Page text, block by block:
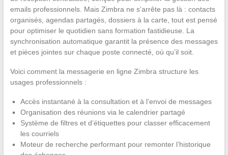
emails professionnels. Mais Zimbra ne s’arrête pas là : contacts
organisés, agendas partagés, dossiers à la carte, tout est pensé
pour optimiser le quotidien sans formation fastidieuse. La
synchronisation automatique garantit la présence des messages
et pièces jointes sur chaque poste connecté, où qu’il soit.
Voici comment la messagerie en ligne Zimbra structure les
usages professionnels :
Accès instantané à la consultation et à l’envoi de messages
Organisation des réunions via le calendrier partagé
Système de filtres et d’étiquettes pour classer efficacement
les courriels
Moteur de recherche performant pour remonter l’historique